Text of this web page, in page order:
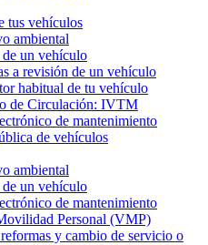
tus vehículos
ambiental
un vehículo
a revisión de un vehículo
habitual de tu vehículo
de Circulación: IVTM
de mantenimiento
de vehículos
ambiental
un vehículo
de mantenimiento
Personal (VMP)
y cambio de servicio o